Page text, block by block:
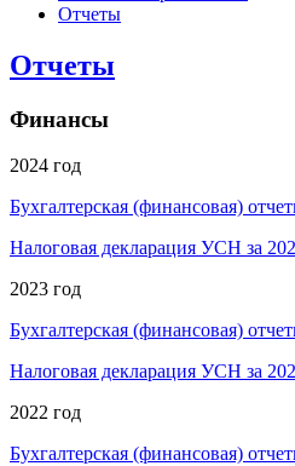
Отчеты
Отчеты
Финансы
2024 год
Бухгалтерская (финансовая)
Налоговая декларация УСН за
2023 год
Бухгалтерская (финансовая)
Налоговая декларация УСН за
2022 год
Бухгалтерская (финансовая)